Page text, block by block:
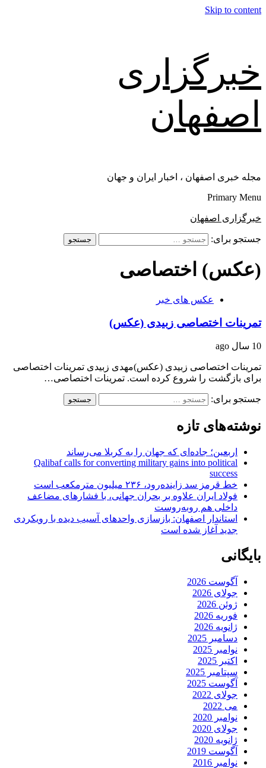
Skip to content
خبرگزاری
اصفهان
مجله خبری اصفهان ، اخبار ایران و جهان
Primary Menu
خبرگزاری اصفهان
جستجو برای:
(عکس) اختصاصی
عکس های خبر
تمرینات اختصاصی زبیدی (عکس)
10 سال ago
تمرینات اختصاصی زبیدی (عکس)مهدی زبیدی تمرینات اختصاصی
برای بازگشت را شروع کرده است. تمرینات اختصاصی…
جستجو برای:
نوشته‌های تازه
اربعین؛ جاده‌ای که جهان را به کربلا می‌رساند
Qalibaf calls for converting military gains into political
success
خط قرمز سد زاینده‌رود، ۲۳۶ میلیون مترمکعب است
فولاد ایران علاوه بر بحران جهانی، با فشارهای مضاعف
داخلی هم روبه‌روست
استاندار اصفهان: بازسازی واحدهای آسیب دیده با رویکردی
جدید آغاز شده است
بایگانی
آگوست 2026
جولای 2026
ژوئن 2026
فوریه 2026
ژانویه 2026
دسامبر 2025
نوامبر 2025
اکتبر 2025
سپتامبر 2025
آگوست 2025
جولای 2022
می 2022
نوامبر 2020
جولای 2020
ژانویه 2020
آگوست 2019
نوامبر 2016